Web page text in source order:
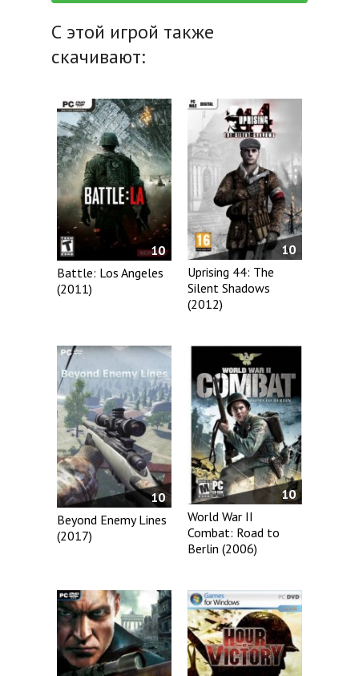
С этой игрой также
скачивают:
10
Battle: Los Angeles
(2011)
10
Uprising 44: The
Silent Shadows
(2012)
10
Beyond Enemy Lines
(2017)
10
World War II
Combat: Road to
Berlin (2006)